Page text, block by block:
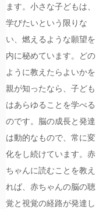
ます。小さな子どもは、
学びたいという限りな
い、燃えるような願望を
内に秘めています。どの
ように教えたらよいかを
親が知ったなら、子ども
はあらゆることを学べる
のです。脳の成長と発達
は動的なもので、常に変
化をし続けています。赤
ちゃんに読むことを教え
れば、赤ちゃんの脳の聴
覚と視覚の経路が発達し